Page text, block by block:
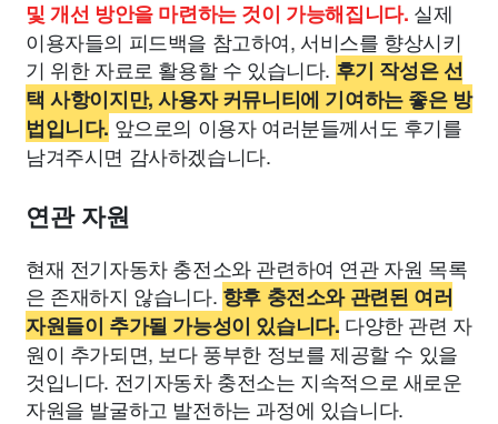
및 개선 방안을 마련하는 것이 가능해집니다. 실제
이용자들의 피드백을 참고하여, 서비스를 향상시키
기 위한 자료로 활용할 수 있습니다. 후기 작성은 선
택 사항이지만, 사용자 커뮤니티에 기여하는 좋은 방
법입니다. 앞으로의 이용자 여러분들께서도 후기를
남겨주시면 감사하겠습니다.
연관 자원
현재 전기자동차 충전소와 관련하여 연관 자원 목록
은 존재하지 않습니다. 향후 충전소와 관련된 여러
자원들이 추가될 가능성이 있습니다. 다양한 관련 자
원이 추가되면, 보다 풍부한 정보를 제공할 수 있을
것입니다. 전기자동차 충전소는 지속적으로 새로운
자원을 발굴하고 발전하는 과정에 있습니다.